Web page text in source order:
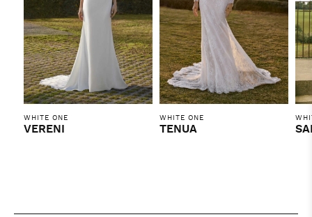
WHITE ONE
VERENI
WHITE ONE
TENUA